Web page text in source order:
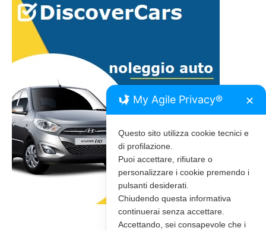
My Agile Privacy® ✕
Questo sito utilizza cookie tecnici e
di profilazione.
Puoi accettare, rifiutare o
personalizzare i cookie premendo i
pulsanti desiderati.
Chiudendo questa informativa
continuerai senza accettare.
Accettando, sei consapevole che i